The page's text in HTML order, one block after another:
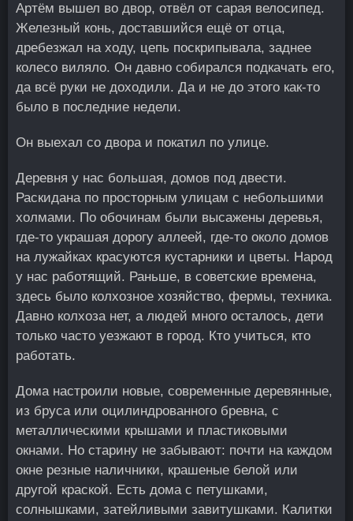
Артём вышел во двор, отвёл от сарая велосипед.
Железный конь, доставшийся ещё от отца,
дребезжал на ходу, цепь поскрипывала, заднее
колесо виляло. Он давно собирался подкачать его,
да всё руки не доходили. Да и не до этого как-то
было в последние недели.
Он выехал со двора и покатил по улице.
Деревня у нас большая, домов под двести.
Раскидана по просторным улицам с небольшими
холмами. По обочинам были высажены деревья,
где-то украшая дорогу аллеей, где-то около домов
на лужайках красуются кустарники и цветы. Народ
у нас работящий. Раньше, в советские времена,
здесь было колхозное хозяйство, фермы, техника.
Давно колхоза нет, а людей много осталось, дети
только часто уезжают в город. Кто учиться, кто
работать.
Дома настроили новые, современные деревянные,
из бруса или оцилиндрованного бревна, с
металлическими крышами и пластиковыми
окнами. Но старину не забывают: почти на каждом
окне резные наличники, крашеные белой или
другой краской. Есть дома с петушками,
солнышками, затейливыми завитушками. Калитки